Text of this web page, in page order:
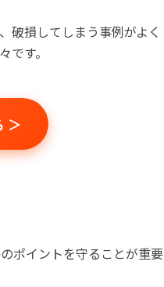
破損してしまう事例がよく
す。
＞
ポイントを守ることが重要